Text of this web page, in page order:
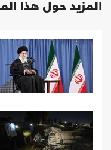
المزيد حول هذا